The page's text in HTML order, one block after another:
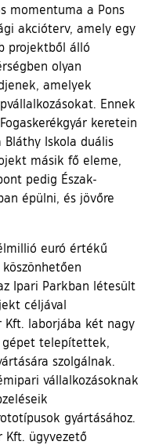
momentuma a Pons
akcióterv, amely egy
projektből álló
olyan
amelyek
Ennek
keretein
Iskola duális
másik fő eleme,
pedig Észak-
épülni, és jövőre
euró értékű
Ipari Parkban létesült
céljával
Kft. laborjába két nagy
telepítettek,
szolgálnak.
vállalkozásoknak
gyártásához.
Kft. ügyvezető